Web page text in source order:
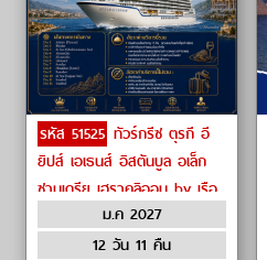
รหัส 51525 ทัวร์กรีซ ตุรกี อี
ยิปส์ เอเธนส์ อิสตันบูล อเล็ก
ซานเดรีย เฮราคลิออน by เรือ
สำราญ / Cruise
ม.ค 2027
12 วัน 11 คืน